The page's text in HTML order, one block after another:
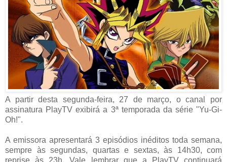
A partir desta segunda-feira, 27 de março, o canal por
assinatura PlayTV exibirá a 3ª temporada da série "Yu-Gi-
Oh!".
A emissora apresentará 3 episódios inéditos toda semana,
sempre às segundas, quartas e sextas, às 14h30, com